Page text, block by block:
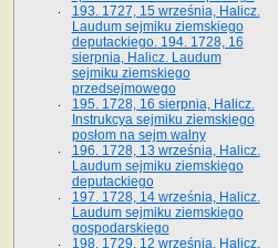
193. 1727, 15 września, Halicz.
Laudum sejmiku ziemskiego
deputackiego. 194. 1728, 16
sierpnia, Halicz. Laudum
sejmiku ziemskiego
przedsejmowego
195. 1728, 16 sierpnia, Halicz.
Instrukcya sejmiku ziemskiego
posłom na sejm walny
196. 1728, 13 września, Halicz.
Laudum sejmiku ziemskiego
deputackiego
197. 1728, 14 września, Halicz.
Laudum sejmiku ziemskiego
gospodarskiego
198. 1729, 12 września, Halicz.